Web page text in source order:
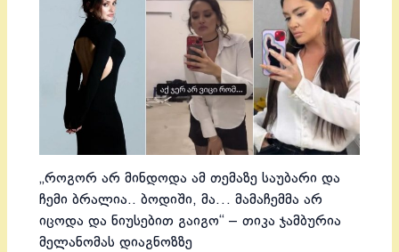
„როგორ არ მინდოდა ამ თემაზე საუბარი და
ჩემი ბრალია.. ბოდიში, მა… მამაჩემმა არ
იცოდა და ნიუსებით გაიგო“ – თიკა ჯამბურია
მელანომას დიაგნოზზე